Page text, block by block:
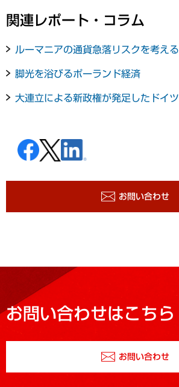
関連レポート・コラム
ルーマニアの通貨急落リスクを考える
脚光を浴びるポーランド経済
大連立による新政権が発足したドイツ
お問い合わせ
お問い合わせはこちら
お問い合わせ